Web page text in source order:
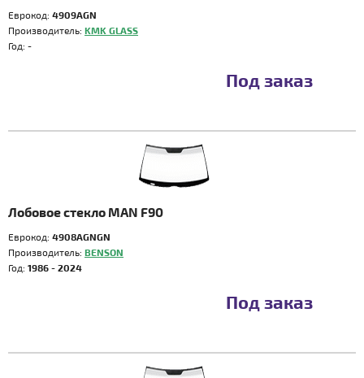
Еврокод: 4909AGN
Производитель: KMK GLASS
Год: -
Под заказ
Лобовое стекло MAN F90
Еврокод: 4908AGNGN
Производитель: BENSON
Год: 1986 - 2024
Под заказ